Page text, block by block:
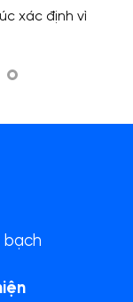
xác định vì
bạch